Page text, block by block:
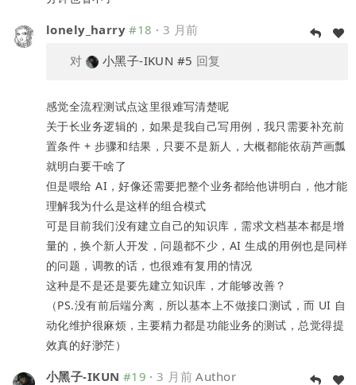
lonely_harry #18 · 3 月前
对
小黑子-IKUN #5 回复
感觉全流程测试点这里很难写清楚呢
关于长业务逻辑的，如果是我自己写用例，我只需要补充前
置条件 + 步骤和结果，只要不是新人，大概都能依葫芦画瓢
就明白要干啥了
但是喂给 AI，好像还需要把整个业务都给他讲明白，他才能
理解我为什么是这样的组合模式
可是目前我们没有建立自己的知识库，需求文档基本都是增
量的，换个新人开发，问题都不少，AI 生成的用例也是同样
的问题，调教的话，也很难有复用的情况
这种是不是还是要先建立知识库，才能够改善？
（PS.没有前后端分离，所以基本上不做接口测试，而 UI 自
动化维护很麻烦，主要精力都是功能业务的测试，总觉得提
效真的好渺茫）
小黑子-IKUN #19 · 3 月前 Author